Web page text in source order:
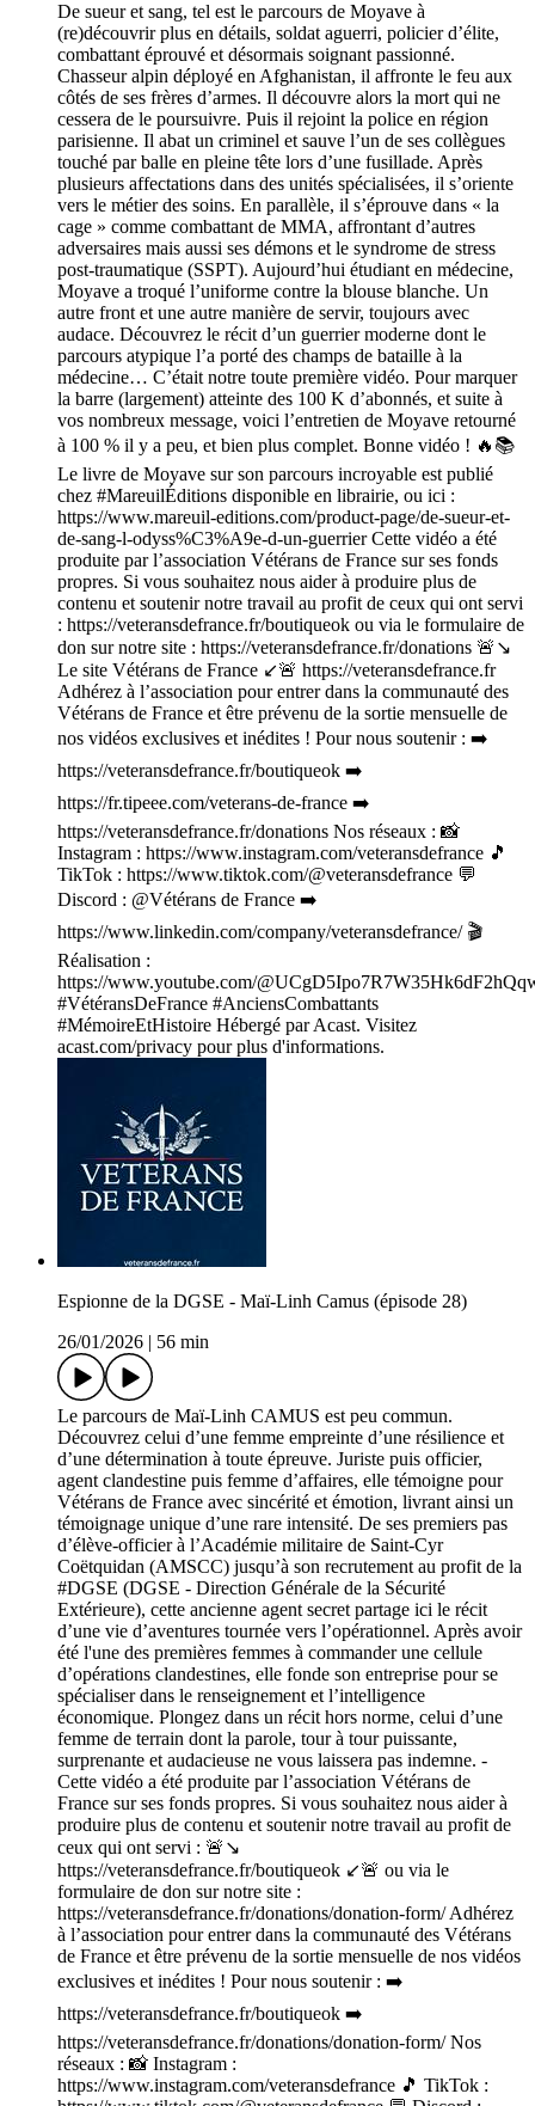
De sueur et sang, tel est le parcours de Moyave à
(re)découvrir plus en détails, soldat aguerri, policier d’élite,
combattant éprouvé et désormais soignant passionné.
Chasseur alpin déployé en Afghanistan, il affronte le feu aux
côtés de ses frères d’armes. Il découvre alors la mort qui ne
cessera de le poursuivre. Puis il rejoint la police en région
parisienne. Il abat un criminel et sauve l’un de ses collègues
touché par balle en pleine tête lors d’une fusillade. Après
plusieurs affectations dans des unités spécialisées, il s’oriente
vers le métier des soins. En parallèle, il s’éprouve dans « la
cage » comme combattant de MMA, affrontant d’autres
adversaires mais aussi ses démons et le syndrome de stress
post-traumatique (SSPT). Aujourd’hui étudiant en médecine,
Moyave a troqué l’uniforme contre la blouse blanche. Un
autre front et une autre manière de servir, toujours avec
audace. Découvrez le récit d’un guerrier moderne dont le
parcours atypique l’a porté des champs de bataille à la
médecine… C’était notre toute première vidéo. Pour marquer
la barre (largement) atteinte des 100 K d’abonnés, et suite à
vos nombreux message, voici l’entretien de Moyave retourné
à 100 % il y a peu, et bien plus complet. Bonne vidéo ! 🔥📚
Le livre de Moyave sur son parcours incroyable est publié
chez #MareuilÉditions disponible en librairie, ou ici :
https://www.mareuil-editions.com/product-page/de-sueur-et-
de-sang-l-odyss%C3%A9e-d-un-guerrier Cette vidéo a été
produite par l’association Vétérans de France sur ses fonds
propres. Si vous souhaitez nous aider à produire plus de
contenu et soutenir notre travail au profit de ceux qui ont servi
: https://veteransdefrance.fr/boutiqueok ou via le formulaire de
don sur notre site : https://veteransdefrance.fr/donations 🚨↘️
Le site Vétérans de France ↙️🚨 https://veteransdefrance.fr
Adhérez à l’association pour entrer dans la communauté des
Vétérans de France et être prévenu de la sortie mensuelle de
nos vidéos exclusives et inédites ! Pour nous soutenir : ➡️
https://veteransdefrance.fr/boutiqueok ➡️
https://fr.tipeee.com/veterans-de-france ➡️
https://veteransdefrance.fr/donations Nos réseaux : 📸
Instagram : https://www.instagram.com/veteransdefrance 🎵
TikTok : https://www.tiktok.com/@veteransdefrance 💬
Discord : @Vétérans de France ➡️
https://www.linkedin.com/company/veteransdefrance/ 🎬
Réalisation :
https://www.youtube.com/
#VétéransDeFrance #AnciensCombattants
#MémoireEtHistoire Hébergé par Acast. Visitez
acast.com/privacy pour plus d'informations.
Espionne de la DGSE - Maï-Linh Camus (épisode 28)
26/01/2026
56 min
Le parcours de Maï-Linh CAMUS est peu commun.
Découvrez celui d’une femme empreinte d’une résilience et
d’une détermination à toute épreuve. Juriste puis officier,
agent clandestine puis femme d’affaires, elle témoigne pour
Vétérans de France avec sincérité et émotion, livrant ainsi un
témoignage unique d’une rare intensité. De ses premiers pas
d’élève-officier à l’Académie militaire de Saint-Cyr
Coëtquidan (AMSCC) jusqu’à son recrutement au profit de la
#DGSE (DGSE - Direction Générale de la Sécurité
Extérieure), cette ancienne agent secret partage ici le récit
d’une vie d’aventures tournée vers l’opérationnel. Après avoir
été l'une des premières femmes à commander une cellule
d’opérations clandestines, elle fonde son entreprise pour se
spécialiser dans le renseignement et l’intelligence
économique. Plongez dans un récit hors norme, celui d’une
femme de terrain dont la parole, tour à tour puissante,
surprenante et audacieuse ne vous laissera pas indemne. -
Cette vidéo a été produite par l’association Vétérans de
France sur ses fonds propres. Si vous souhaitez nous aider à
produire plus de contenu et soutenir notre travail au profit de
ceux qui ont servi : 🚨↘️
https://veteransdefrance.fr/boutiqueok ↙️🚨 ou via le
formulaire de don sur notre site :
https://veteransdefrance.fr/donations/donation-form/ Adhérez
à l’association pour entrer dans la communauté des Vétérans
de France et être prévenu de la sortie mensuelle de nos vidéos
exclusives et inédites ! Pour nous soutenir : ➡️
https://veteransdefrance.fr/boutiqueok ➡️
https://veteransdefrance.fr/donations/donation-form/ Nos
réseaux : 📸 Instagram :
https://www.instagram.com/veteransdefrance 🎵 TikTok :